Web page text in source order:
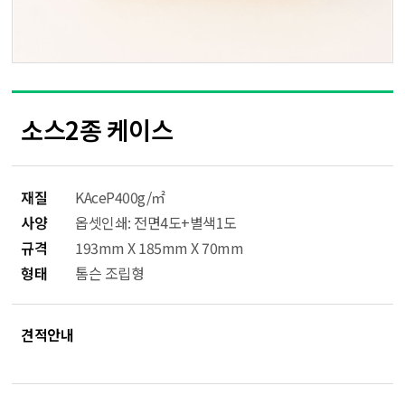
소스2종 케이스
재질
KAceP400g/㎡
사양
옵셋인쇄: 전면4도+별색1도
규격
193mm X 185mm X 70mm
형태
톰슨 조립형
견적안내